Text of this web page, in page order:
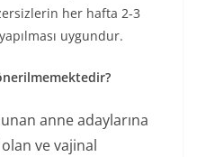
her hafta 2-3
uygundur.
anne adaylarına
ve vajinal